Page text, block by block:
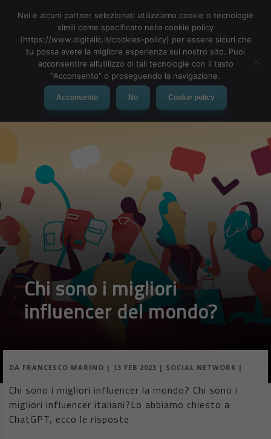
MENU
Chi sono i migliori
influencer del mondo?
DA FRANCESCO MARINO | 13 FEB 2023 | SOCIAL NETWORK |
Chi sono i migliori influencer la mondo? Chi sono i
migliori influencer italiani?Lo abbiamo chiesto a
ChatGPT, ecco le risposte
Noi e alcuni partner selezionati utilizziamo cookie o tecnologie
simili come specificato nella cookie policy
(https://www.digitalic.it/cookies-policy) per essere sicuri che
tu possa avere la migliore esperienza sul nostro sito. Puoi
acconsentire all’utilizzo di tali tecnologie con il tasto
"Acconsento" o proseguendo la navigazione.
Acconsento No Cookie policy